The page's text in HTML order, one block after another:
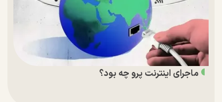
ماجرای اینترنت پرو چه بود؟